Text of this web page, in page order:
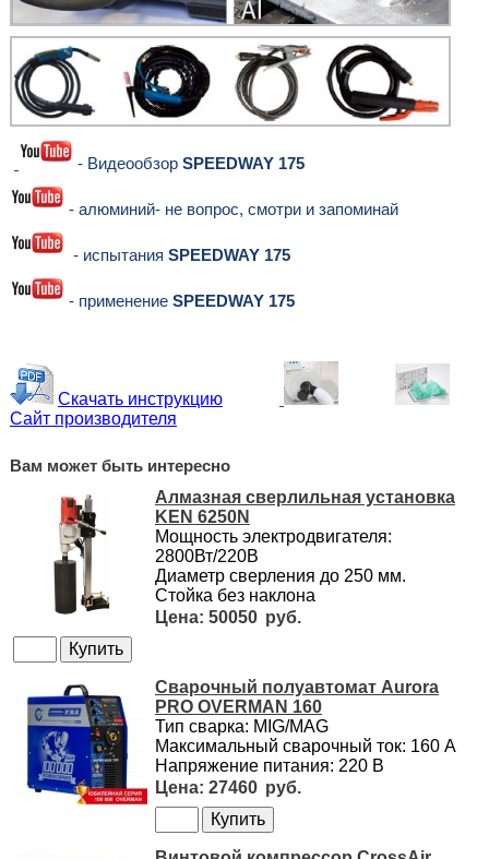
- Видеообзор SPEEDWAY 175
- алюминий- не вопрос, смотри и запоминай
- испытания SPEEDWAY 175
- применение SPEEDWAY 175
Скачать инструкцию
Сайт производителя
Вам может быть интересно
Алмазная сверлильная установка
KEN 6250N
Мощность электродвигателя:
2800Вт/220В
Диаметр сверления до 250 мм.
Стойка без наклона
50050
Сварочный полуавтомат Aurora
PRO OVERMAN 160
Тип сварка: MIG/MAG
Максимальный сварочный ток: 160 А
Напряжение питания: 220 В
27460